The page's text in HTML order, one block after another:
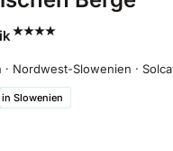
· Nordwest-Slowenien ·
in Slowenien